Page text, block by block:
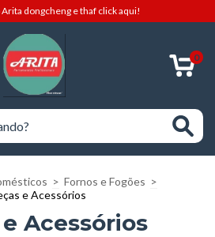
dongcheng e thaf click aqui!
0
> Fornos e Fogões >
e Acessórios
Acessórios